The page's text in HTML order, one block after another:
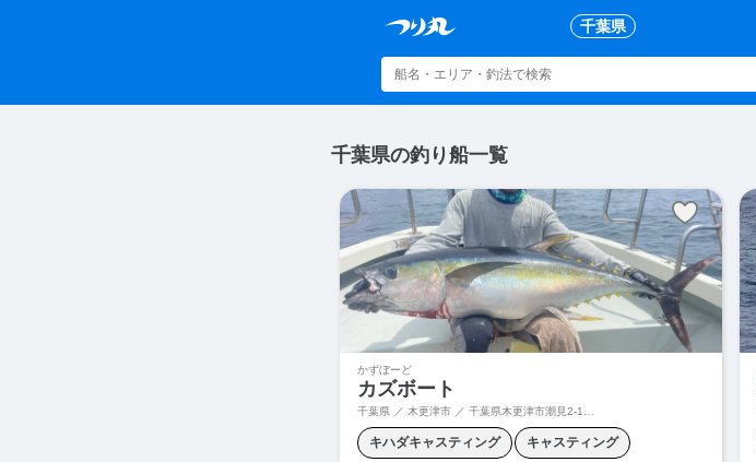
千葉県
千葉県の釣り船一覧
かずぼーど
カズボート
千葉県 ／ 木更津市 ／ 千葉県木更津市潮見2-13-4付近、千葉県木更津市潮浜1-17-96付近
キハダキャスティング キャスティング